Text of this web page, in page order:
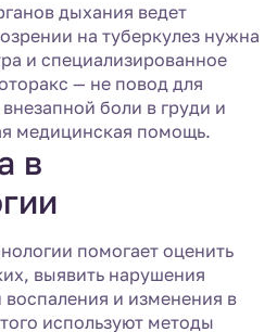
дыхания ведет
на туберкулез нужна
и специализированное
— не повод для
боли в груди и
медицинская помощь.
в
помогает оценить
выявить нарушения
и изменения в
используют методы